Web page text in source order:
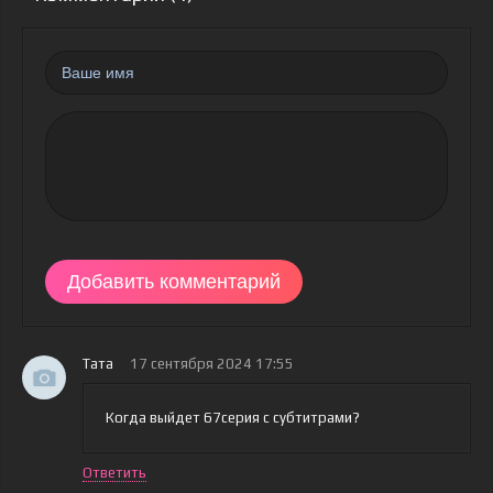
Добавить комментарий
Тата 17 сентября 2024 17:55
Когда выйдет 67серия с субтитрами?
Ответить